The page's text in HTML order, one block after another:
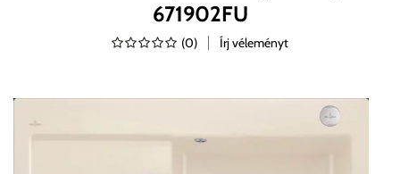
671902FU
(0) Írj véleményt